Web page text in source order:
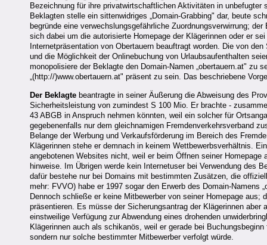
Bezeichnung für ihre privatwirtschaftlichen Aktivitäten in
Beklagten stelle ein sittenwidriges „Domain-Grabbing" dar, beute
begründe eine verwechslungsgefährliche Zuordnungsverwirrung;
sich dabei um die autorisierte Homepage der Klägerinnen oder er
Internetpräsentation von Obertauern beauftragt worden. Die von
und die Möglichkeit der Onlinebuchung von Urlaubsaufenthalten
monopolisiere der Beklagte den Domain-Namen „obertauern.at" zu
„(http://)www.obertauern.at" präsent zu sein. Das beschriebene
Der Beklagte beantragte in seiner Äußerung die Abweisung des
Sicherheitsleistung von zumindest S 100 Mio. Er brachte -
43 ABGB in Anspruch nehmen könnten, weil ein solcher für
gegebenenfalls nur dem gleichnamigen Fremdenverkehrsverband
Belange der Werbung und Verkaufsförderung im Bereich des
Klägerinnen stehe er demnach in keinem Wettbewerbsverhältnis.
angebotenen Websites nicht, weil er beim Öffnen seiner
hinweise. Im Übrigen werde kein Internetuser bei Verwendung des
dafür bestehe nur bei Domains mit bestimmten Zusätzen, die
mehr: FVVO) habe er 1997 sogar den Erwerb des Domain-Namens
Dennoch schließe er keine Mitbewerber von seiner Homepage
präsentieren. Es müsse der Sicherungsantrag der Klägerinnen
einstweilige Verfügung zur Abwendung eines drohenden
Klägerinnen auch als schikanös, weil er gerade bei
sondern nur solche bestimmter Mitbewerber verfolgt würde.